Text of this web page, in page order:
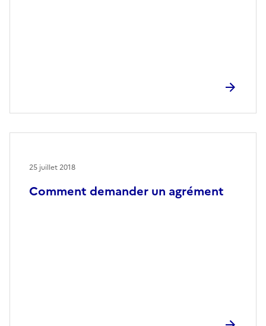
Comment demander un agrément
25 juillet 2018